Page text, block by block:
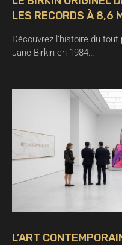
LES RECORDS À 8,6
Découvrez l’histoire du
Jane Birkin en 1984…
L’ART